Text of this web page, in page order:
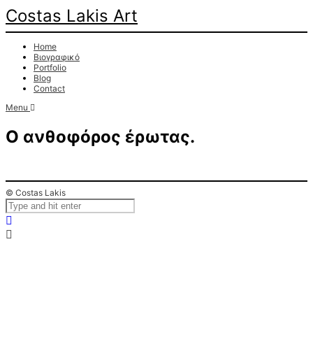
Costas Lakis Art
Home
Βιογραφικό
Portfolio
Blog
Contact
Menu
Ο ανθοφόρος έρωτας.
© Costas Lakis